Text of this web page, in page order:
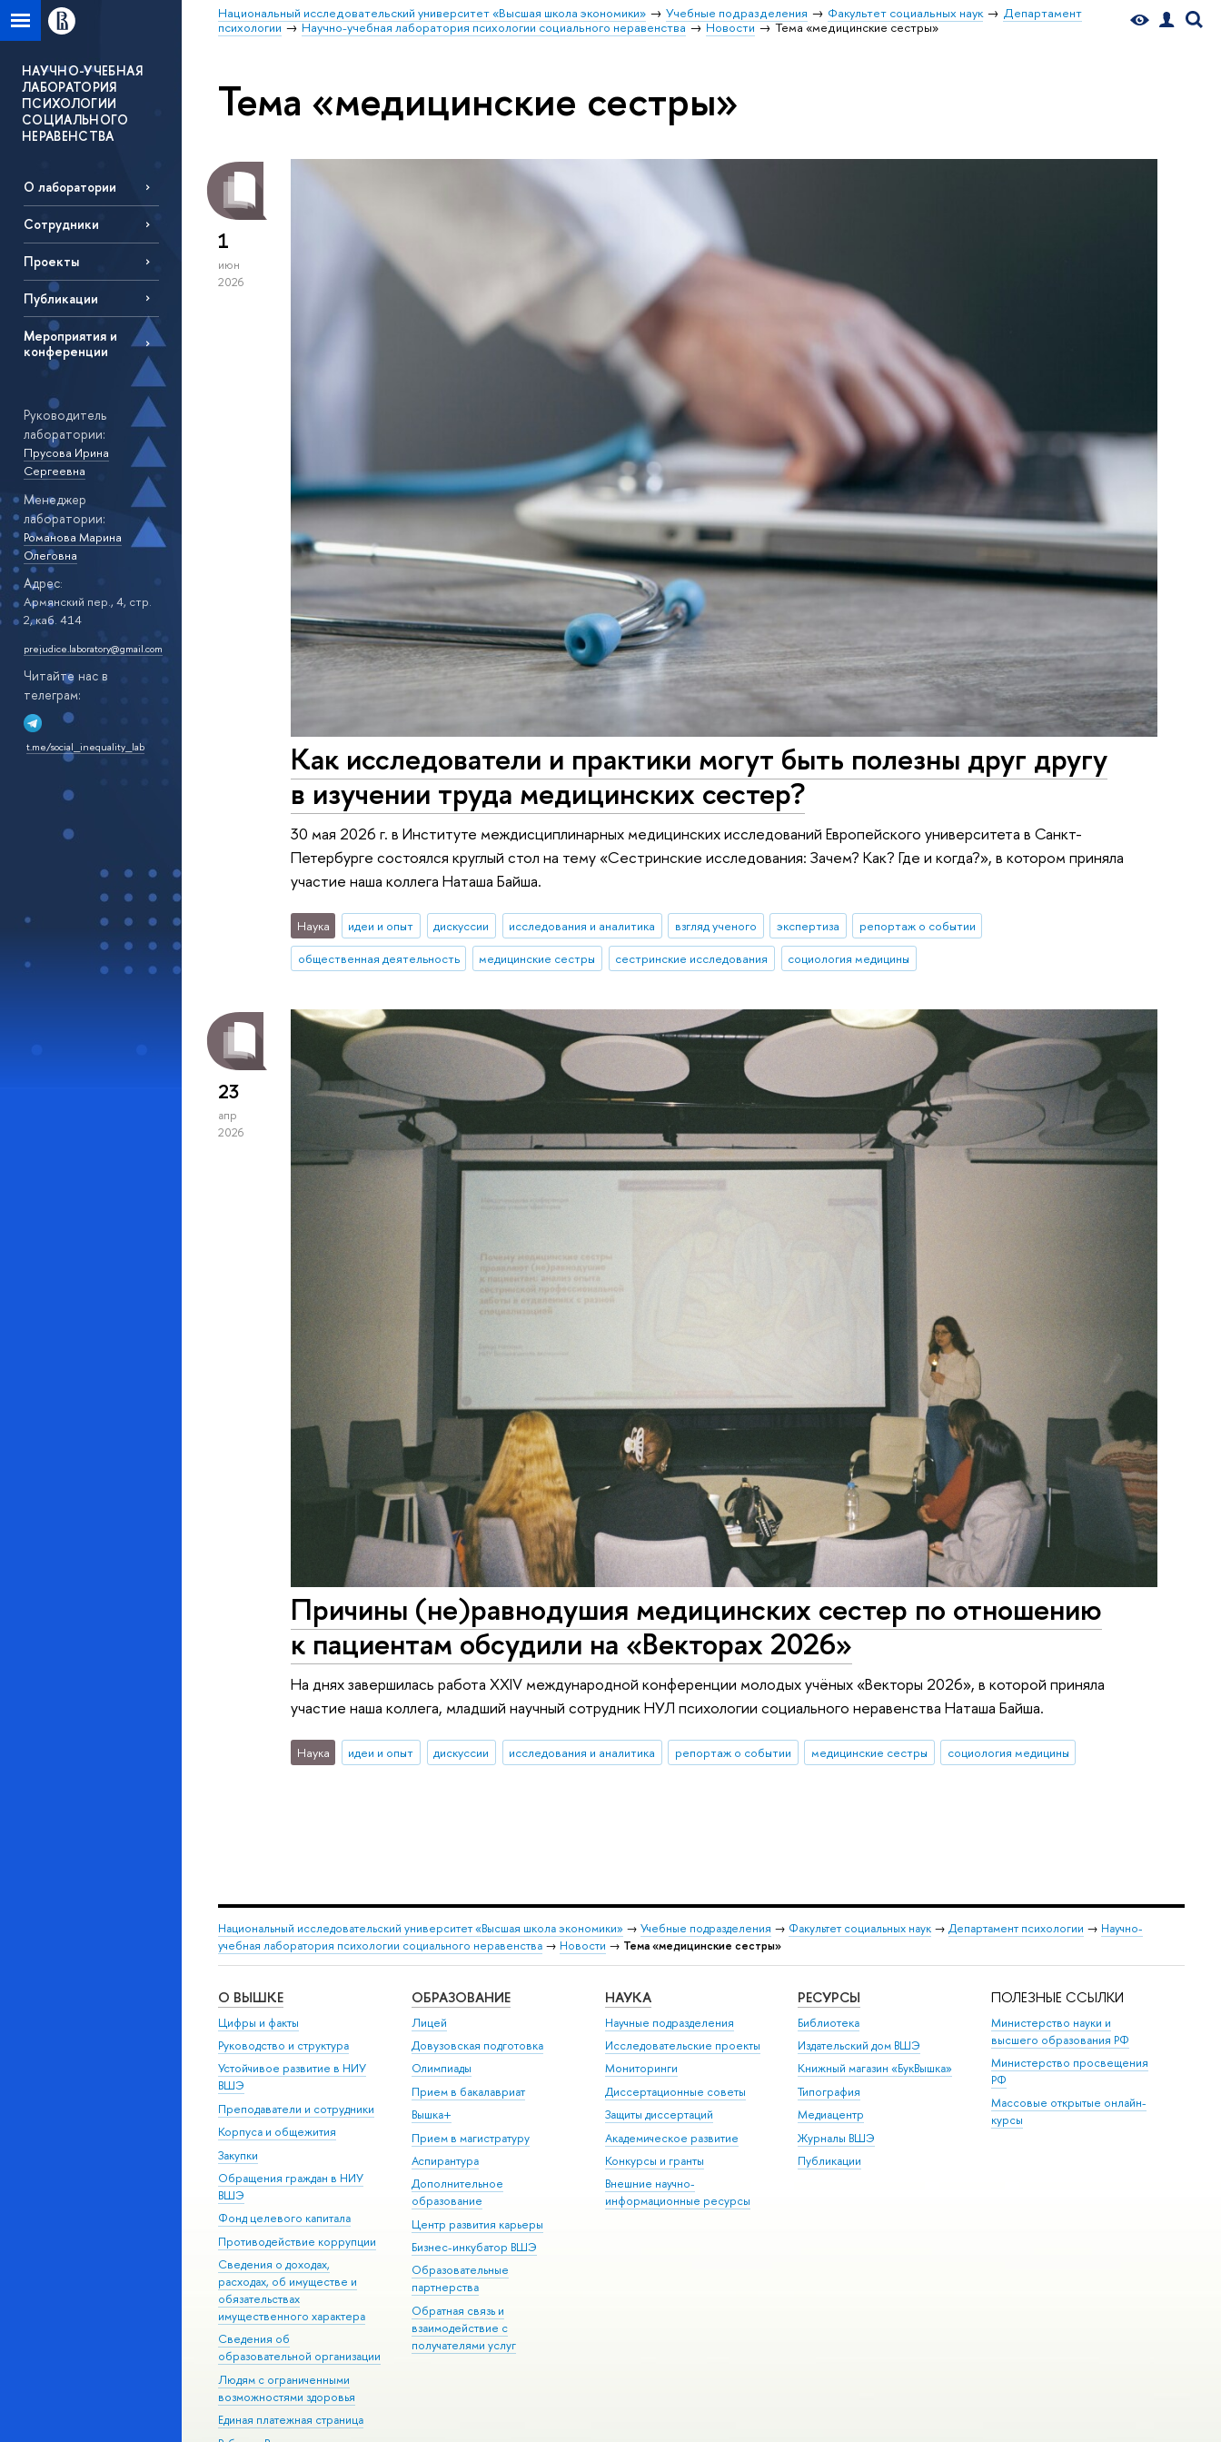
Национальный исследовательский университет «Высшая школа экономики» Учебные подразделения Факультет социальных наук
Департамент
психологии
Научно-учебная лаборатория психологии социального неравенства Новости Тема «медицинские сестры»
НАУЧНО-УЧЕБНАЯ
ЛАБОРАТОРИЯ
ПСИХОЛОГИИ
СОЦИАЛЬНОГО
НЕРАВЕНСТВА
О лаборатории
Сотрудники
Проекты
Публикации
Мероприятия и
конференции
Руководитель
лаборатории:
Прусова Ирина
Сергеевна
Менеджер
лаборатории:
Романова Марина
Олеговна
Адрес:
Армянский пер., 4, стр.
2, каб. 414
prejudice.laboratory@gmail.com
Читайте нас в
телеграм:
t.me/social_inequality_lab
Тема «медицинские сестры»
1
июн
2026
Как исследователи и практики могут быть полезны друг другу
в изучении труда медицинских сестер?
30 мая 2026 г. в Институте междисциплинарных медицинских исследований Европейского университета в Санкт-
Петербурге состоялся круглый стол на тему «Сестринские исследования: Зачем? Как? Где и когда?», в котором приняла
участие наша коллега Наташа Байша.
Наука идеи и опыт дискуссии исследования и аналитика взгляд ученого экспертиза
репортаж о событии
общественная деятельность
медицинские сестры сестринские исследования социология медицины
23
апр
2026
Причины (не)равнодушия медицинских сестер по отношению
к пациентам обсудили на «Векторах 2026»
На днях завершилась работа XXIV международной конференции молодых учёных «Векторы 2026», в которой приняла
участие наша коллега, младший научный сотрудник НУЛ психологии социального неравенства Наташа Байша.
Наука идеи и опыт дискуссии исследования и аналитика репортаж о событии медицинские сестры социология медицины
Национальный исследовательский университет «Высшая школа экономики» → Учебные подразделения → Факультет социальных наук → Департамент психологии → Научно-
учебная лаборатория психологии социального неравенства → Новости → Тема «медицинские сестры»
О ВЫШКЕ
Цифры и факты
Руководство и структура
Устойчивое развитие в НИУ
ВШЭ
Преподаватели и сотрудники
Корпуса и общежития
Закупки
Обращения граждан в НИУ
ВШЭ
Фонд целевого капитала
Противодействие коррупции
Сведения о доходах,
расходах, об имуществе и
обязательствах
имущественного характера
Сведения об
образовательной организации
Людям с ограниченными
возможностями здоровья
Единая платежная страница
ОБРАЗОВАНИЕ
Лицей
Довузовская подготовка
Олимпиады
Прием в бакалавриат
Вышка+
Прием в магистратуру
Аспирантура
Дополнительное
образование
Центр развития карьеры
Бизнес-инкубатор ВШЭ
Образовательные
партнерства
Обратная связь и
взаимодействие с
получателями услуг
НАУКА
Научные подразделения
Исследовательские проекты
Мониторинги
Диссертационные советы
Защиты диссертаций
Академическое развитие
Конкурсы и гранты
Внешние научно-
информационные ресурсы
РЕСУРСЫ
Библиотека
Издательский дом ВШЭ
Книжный магазин «БукВышка»
Типография
Медиацентр
Журналы ВШЭ
Публикации
ПОЛЕЗНЫЕ ССЫЛКИ
Министерство науки и
высшего образования РФ
Министерство просвещения
РФ
Массовые открытые онлайн-
курсы